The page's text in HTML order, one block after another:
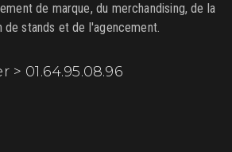
de marque, du merchandising, de la
de stands et de l'agencement.
> 01.64.95.08.96